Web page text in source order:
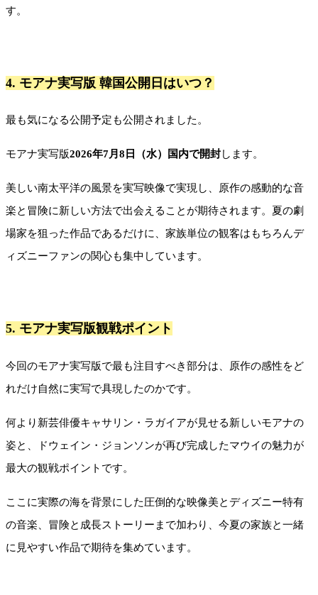
す。
4. モアナ実写版 韓国公開日はいつ？
最も気になる公開予定も公開されました。
モアナ実写版2026年7月8日（水）国内で開封します。
美しい南太平洋の風景を実写映像で実現し、原作の感動的な音
楽と冒険に新しい方法で出会えることが期待されます。夏の劇
場家を狙った作品であるだけに、家族単位の観客はもちろんデ
ィズニーファンの関心も集中しています。
5. モアナ実写版観戦ポイント
今回のモアナ実写版で最も注目すべき部分は、原作の感性をど
れだけ自然に実写で具現したのかです。
何より新芸俳優キャサリン・ラガイアが見せる新しいモアナの
姿と、ドウェイン・ジョンソンが再び完成したマウイの魅力が
最大の観戦ポイントです。
ここに実際の海を背景にした圧倒的な映像美とディズニー特有
の音楽、冒険と成長ストーリーまで加わり、今夏の家族と一緒
に見やすい作品で期待を集めています。